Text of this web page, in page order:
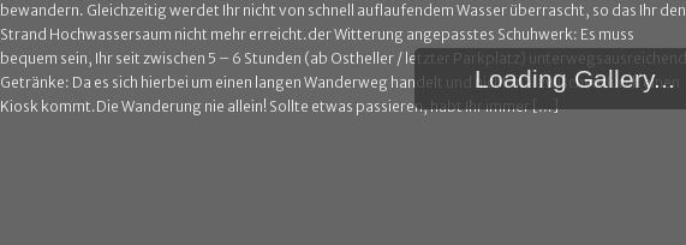
bewandern. Gleichzeitig werdet Ihr nicht von schnell auflaufendem Wasser überrascht, so das Ihr den
Strand Hochwassersaum nicht mehr erreicht.der Witterung angepasstes Schuhwerk: Es muss
bequem sein, Ihr seit zwischen 5 – 6 Stunden (ab Ostheller / letzter Parkplatz) unterwegsausreichend
Getränke: Da es sich hierbei um einen langen Wanderweg handelt und nicht mal zwischendurch einen
Kiosk kommt.Die Wanderung nie allein! Sollte etwas passieren, habt Ihr immer […]
Loading Gallery...